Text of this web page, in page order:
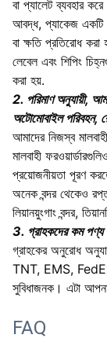
1আপনার পণ্যের
সুবিধাজনক এবং দক্ষ
বিশদ বিবরণ: আমাদের
বা প্যালেট ব্যবহার
আবদ্ধ, প্যাকেজ একটি
বা ক্ষতি প্রতিরোধ করা
লেবেল এবং শিপিং
করা হয়.
অটোমোবাইল পরিবহন,